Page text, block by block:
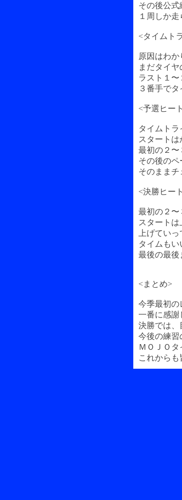
その後公式
１周しか走
<タイムト
原因はわか
まだタイ
ラスト１
３番手で
<予選ヒー
タイムトラ
スタートは
最初の２〜
その後のペ
そのままチ
<決勝ヒー
最初の２〜
スタート
上げてい
タイムもい
最後の最後
<まとめ>
今季最初の
一番に感謝
決勝では、
今後の練習
ＭＯＪＯタ
これからも